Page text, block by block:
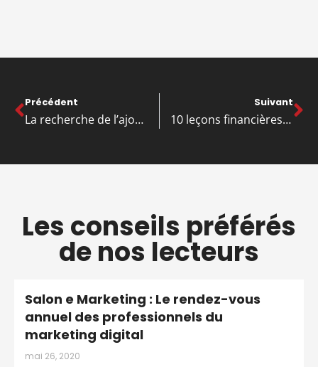
Précédent
La recherche de l’ajout de valeur et de l’élimination du gaspillage
Suivant
10 leçons financières que nous pouvons apprendre de Warren Buffett
Les conseils préférés
de nos lecteurs
Salon e Marketing : Le rendez-vous
annuel des professionnels du
marketing digital
mai 26, 2020